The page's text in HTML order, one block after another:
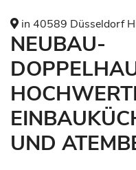
in 40589 Düsseldorf
NEUBAU-
UND